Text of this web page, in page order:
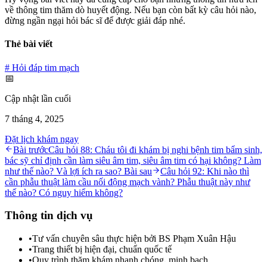
về thông tim thăm dò huyết động. Nếu bạn còn bất kỳ câu hỏi nào,
đừng ngần ngại hỏi bác sĩ để được giải đáp nhé.
Thẻ bài viết
# Hỏi đáp tim mạch
📅
Cập nhật lần cuối
7 tháng 4, 2025
Đặt lịch khám ngay
Bài trướcCâu hỏi 88: Cháu tôi đi khám bị nghi bệnh tim bẩm sinh,
bác sỹ chỉ định cần làm siêu âm tim, siêu âm tim có hại không? Làm
như thế nào? Và lợi ích ra sao? Bài sau
Câu hỏi 92: Khi nào thì
cần phẫu thuật làm cầu nối động mạch vành? Phẫu thuật này như
thế nào? Có nguy hiểm không?
Thông tin dịch vụ
•Tư vấn chuyên sâu thực hiện bởi BS Phạm Xuân Hậu
•Trang thiết bị hiện đại, chuẩn quốc tế
•Quy trình thăm khám nhanh chóng, minh bạch